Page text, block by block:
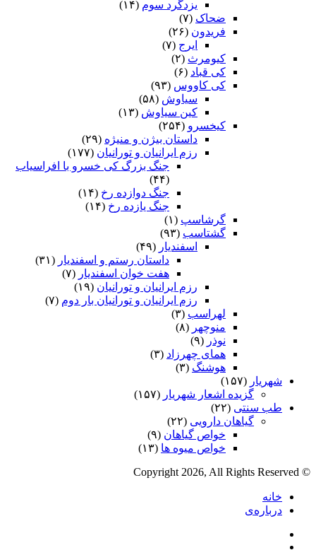
یزدگرد سوم (۱۴)
ضحاک (۷)
فریدون (۲۶)
ایرج (۷)
کیومرث (۲)
کی قباد (۶)
کی کاووس (۹۳)
سیاوش (۵۸)
کین سیاوش (۱۳)
کیخسرو (۲۵۴)
داستان بیژن و منیژه (۲۹)
رزم ایرانیان و تورانیان (۱۷۷)
جنگ بزرگ کی خسرو با افراسیاب
(۴۴)
جنگ دوازده رخ (۱۴)
جنگ یازده رخ (۱۴)
گرشاسپ (۱)
گشتاسب (۹۳)
اسفندیار (۴۹)
داستان رستم و اسفندیار (۳۱)
هفت خوان اسفندیار (۷)
رزم ایرانیان و تورانیان (۱۹)
رزم ایرانیان و تورانیان بار دوم (۷)
لهراسب (۳)
منوچهر (۸)
نوذر (۹)
هماى چهرزاد (۳)
هوشنگ (۳)
شهریار (۱۵۷)
گزیده اشعار شهریار (۱۵۷)
طب سنتی (۲۲)
گیاهان دارویی (۲۲)
خواص گیاهان (۹)
خواص میوه ها (۱۳)
© Copyright 2026, All Rights Reserved
خانه
درباره‌ی